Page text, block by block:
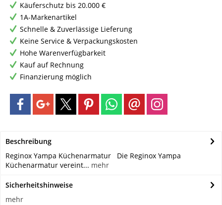
Käuferschutz bis 20.000 €
1A-Markenartikel
Schnelle & Zuverlässige Lieferung
Keine Service & Verpackungskosten
Hohe Warenverfügbarkeit
Kauf auf Rechnung
Finanzierung möglich
Beschreibung
Reginox Yampa Küchenarmatur Die Reginox Yampa
Küchenarmatur vereint... mehr
Sicherheitshinweise
mehr